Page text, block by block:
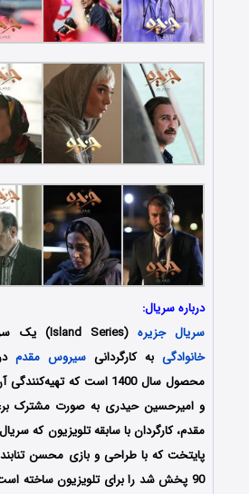
درباره سریال:
سریال جزیره (Island Series) یک سریال اجتماعی،
خانوادگی به کارگردانیسیروس مقدم
محصول سال 1400 است که
و امیرحسین حیدری به صورت مشترک
مقدم، کارگردان با سابقه تلویزیون که
پایتخت که با طراحی و بازی محسن
90 پخش شد را برای تلویزیون ساخته